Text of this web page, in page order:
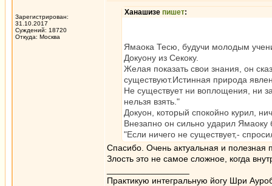
Зарегистрирован:
31.10.2017
Суждений: 18720
Откуда: Москва
Ханашизе пишет:
Ямаока Тесю, будучи молодым
Докуону из Секоку.
Желая показать свои знания, он
существуют.Истинная природа
Не существует ни воплощения, ни
нельзя взять."
Докуон, который спокойно курил,
Внезапно он сильно ударил
"Если ничего не существует,-
Спасибо. Очень актуальная и полезная
Злость это не самое сложное, когда
Практикую интегральную йогу Шри